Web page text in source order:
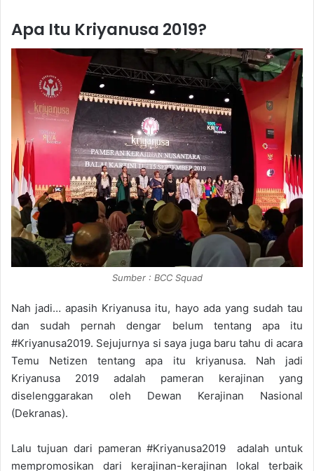
Apa Itu Kriyanusa 2019?
Sumber : BCC Squad
Nah jadi… apasih Kriyanusa itu, hayo ada yang sudah tau
dan sudah pernah dengar belum tentang apa itu
#Kriyanusa2019. Sejujurnya si saya juga baru tahu di acara
Temu Netizen tentang apa itu kriyanusa. Nah jadi
Kriyanusa 2019 adalah pameran kerajinan yang
diselenggarakan oleh Dewan Kerajinan Nasional
(Dekranas).
Lalu tujuan dari pameran #Kriyanusa2019 adalah untuk
mempromosikan dari kerajinan-kerajinan lokal terbaik